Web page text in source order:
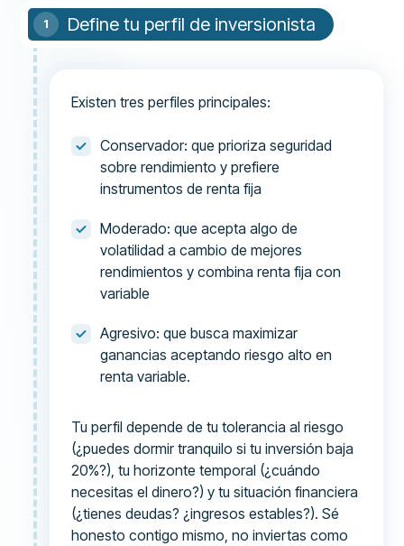
Define tu perfil de inversionista
Existen tres perfiles principales:
Conservador: que prioriza seguridad
sobre rendimiento y prefiere
instrumentos de renta fija
Moderado: que acepta algo de
volatilidad a cambio de mejores
rendimientos y combina renta fija con
variable
Agresivo: que busca maximizar
ganancias aceptando riesgo alto en
renta variable.
Tu perfil depende de tu tolerancia al riesgo
(¿puedes dormir tranquilo si tu inversión baja
20%?), tu horizonte temporal (¿cuándo
necesitas el dinero?) y tu situación financiera
(¿tienes deudas? ¿ingresos estables?). Sé
honesto contigo mismo, no inviertas como